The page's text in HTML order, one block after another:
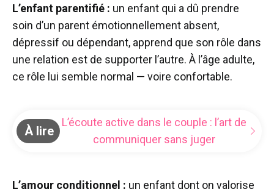
L’enfant parentifié : un enfant qui a dû prendre
soin d’un parent émotionnellement absent,
dépressif ou dépendant, apprend que son rôle dans
une relation est de supporter l’autre. À l’âge adulte,
ce rôle lui semble normal — voire confortable.
À lire
L’écoute active dans le couple : l’art de
communiquer sans juger
L’amour conditionnel : un enfant dont on valorise